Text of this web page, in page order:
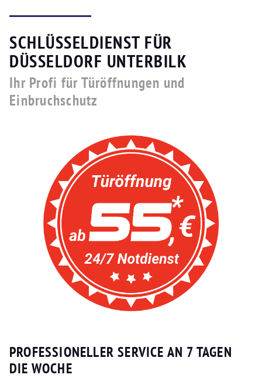
SCHLÜSSELDIENST FÜR
DÜSSELDORF UNTERBILK
Ihr Profi für Türöffnungen und
Einbruchschutz
PROFESSIONELLER SERVICE AN 7 TAGEN
DIE WOCHE